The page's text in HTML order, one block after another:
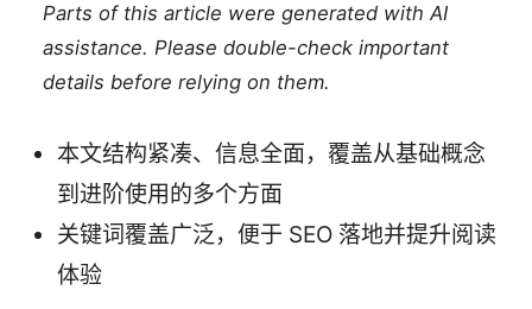
Parts of this article were generated with AI
assistance. Please double-check important
details before relying on them.
本文结构紧凑、信息全面，覆盖从基础概念
到进阶使用的多个方面
关键词覆盖广泛，便于 SEO 落地并提升阅读
体验